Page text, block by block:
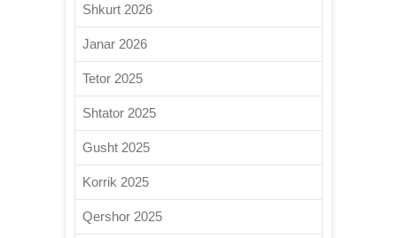
Shkurt 2026
Janar 2026
Tetor 2025
Shtator 2025
Gusht 2025
Korrik 2025
Qershor 2025